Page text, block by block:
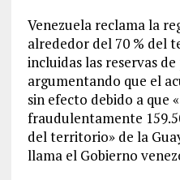
Venezuela reclama la
alrededor del 70 % del
incluidas las reservas
argumentando que el
sin efecto debido a que
fraudulentamente
del territorio» de la
llama el Gobierno